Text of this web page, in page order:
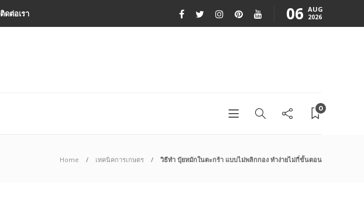
ติดต่อเรา 06 AUG
2026
0
Home เทคนิคการเกษตร วิธีทำ ปุ๋ยหมักในตะกร้า แบบไม่พลิกกอง ทำง่ายไม่กี่ขั้นตอน